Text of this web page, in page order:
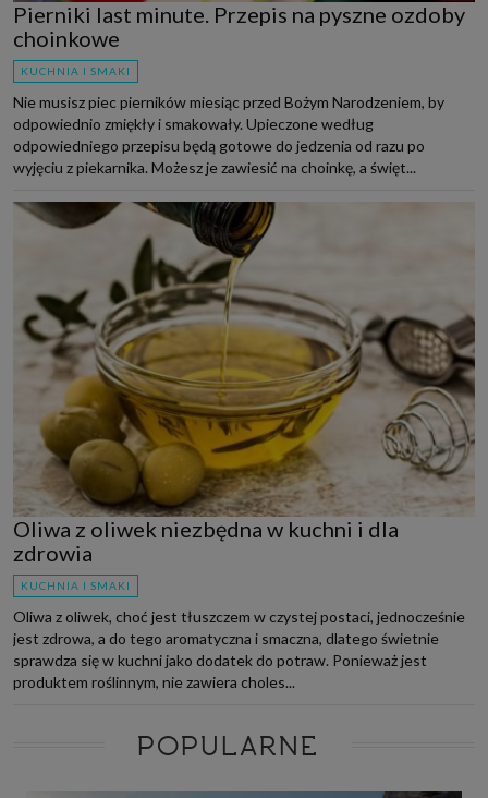
Pierniki last minute. Przepis na pyszne ozdoby
choinkowe
KUCHNIA I SMAKI
Nie musisz piec pierników miesiąc przed Bożym Narodzeniem, by
odpowiednio zmiękły i smakowały. Upieczone według
odpowiedniego przepisu będą gotowe do jedzenia od razu po
wyjęciu z piekarnika. Możesz je zawiesić na choinkę, a święt...
Oliwa z oliwek niezbędna w kuchni i dla
zdrowia
KUCHNIA I SMAKI
Oliwa z oliwek, choć jest tłuszczem w czystej postaci, jednocześnie
jest zdrowa, a do tego aromatyczna i smaczna, dlatego świetnie
sprawdza się w kuchni jako dodatek do potraw. Ponieważ jest
produktem roślinnym, nie zawiera choles...
POPULARNE